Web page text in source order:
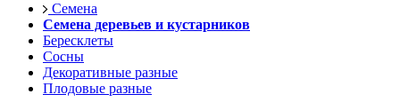
Семена
Семена деревьев и кустарников
Бересклеты
Сосны
Декоративные разные
Плодовые разные